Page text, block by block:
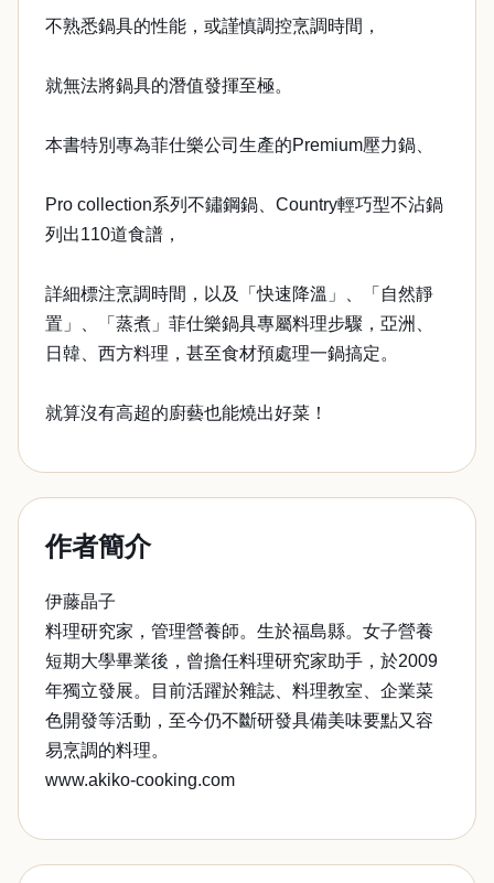
不熟悉鍋具的性能，或謹慎調控烹調時間，
就無法將鍋具的潛值發揮至極。
本書特別專為菲仕樂公司生產的Premium壓力鍋、
Pro collection系列不鏽鋼鍋、Country輕巧型不沾鍋
列出110道食譜，
詳細標注烹調時間，以及「快速降溫」、「自然靜
置」、「蒸煮」菲仕樂鍋具專屬料理步驟，亞洲、
日韓、西方料理，甚至食材預處理一鍋搞定。
就算沒有高超的廚藝也能燒出好菜！
作者簡介
伊藤晶子
料理研究家，管理營養師。生於福島縣。女子營養
短期大學畢業後，曾擔任料理研究家助手，於2009
年獨立發展。目前活躍於雜誌、料理教室、企業菜
色開發等活動，至今仍不斷研發具備美味要點又容
易烹調的料理。
www.akiko-cooking.com